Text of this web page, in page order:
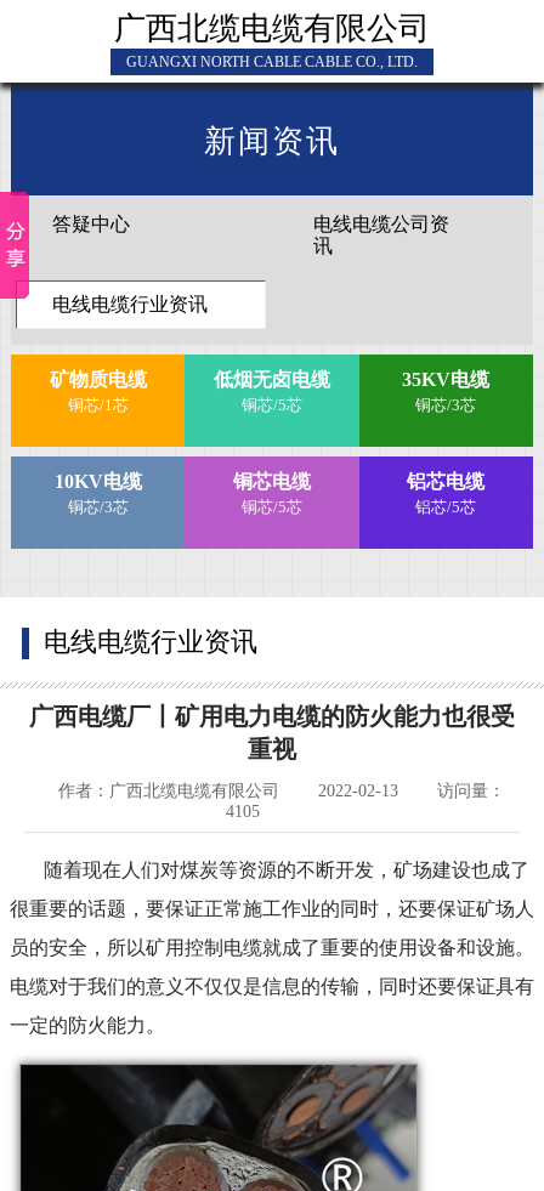
广西北缆电缆有限公司
GUANGXI NORTH CABLE CABLE CO., LTD.
新闻资讯
答疑中心
电线电缆公司资
讯
电线电缆行业资讯
矿物质电缆
铜芯/1芯
低烟无卤电缆
铜芯/5芯
35KV电缆
铜芯/3芯
10KV电缆
铜芯/3芯
铜芯电缆
铜芯/5芯
铝芯电缆
铝芯/5芯
电线电缆行业资讯
广西电缆厂丨矿用电力电缆的防火能力也很受
重视
作者：广西北缆电缆有限公司 2022-02-13
访问量：
4105
随着现在人们对煤炭等资源的不断开发，矿场建设也成了
很重要的话题，要保证正常施工作业的同时，还要保证矿场人
员的安全，所以矿用控制电缆就成了重要的使用设备和设施。
电缆对于我们的意义不仅仅是信息的传输，同时还要保证具有
一定的防火能力。